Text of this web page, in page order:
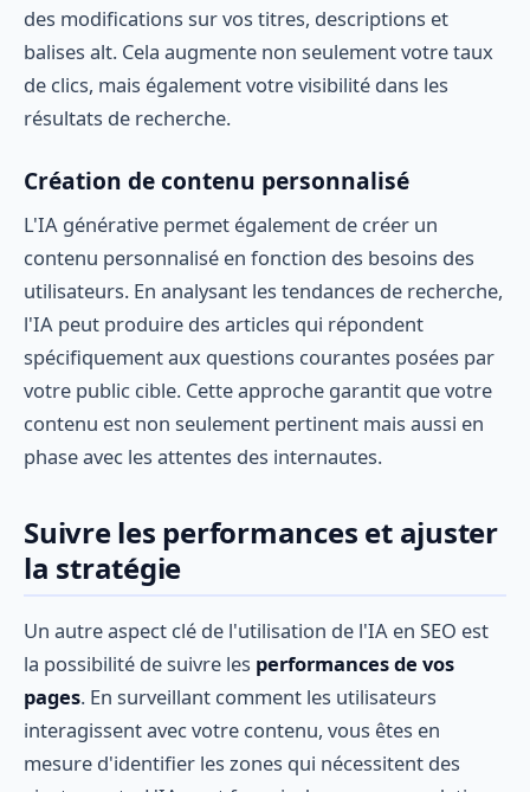
des modifications sur vos titres, descriptions et
balises alt. Cela augmente non seulement votre taux
de clics, mais également votre visibilité dans les
résultats de recherche.
Création de contenu personnalisé
L'IA générative permet également de créer un
contenu personnalisé en fonction des besoins des
utilisateurs. En analysant les tendances de recherche,
l'IA peut produire des articles qui répondent
spécifiquement aux questions courantes posées par
votre public cible. Cette approche garantit que votre
contenu est non seulement pertinent mais aussi en
phase avec les attentes des internautes.
Suivre les performances et ajuster
la stratégie
Un autre aspect clé de l'utilisation de l'IA en SEO est
la possibilité de suivre les performances de vos
pages. En surveillant comment les utilisateurs
interagissent avec votre contenu, vous êtes en
mesure d'identifier les zones qui nécessitent des